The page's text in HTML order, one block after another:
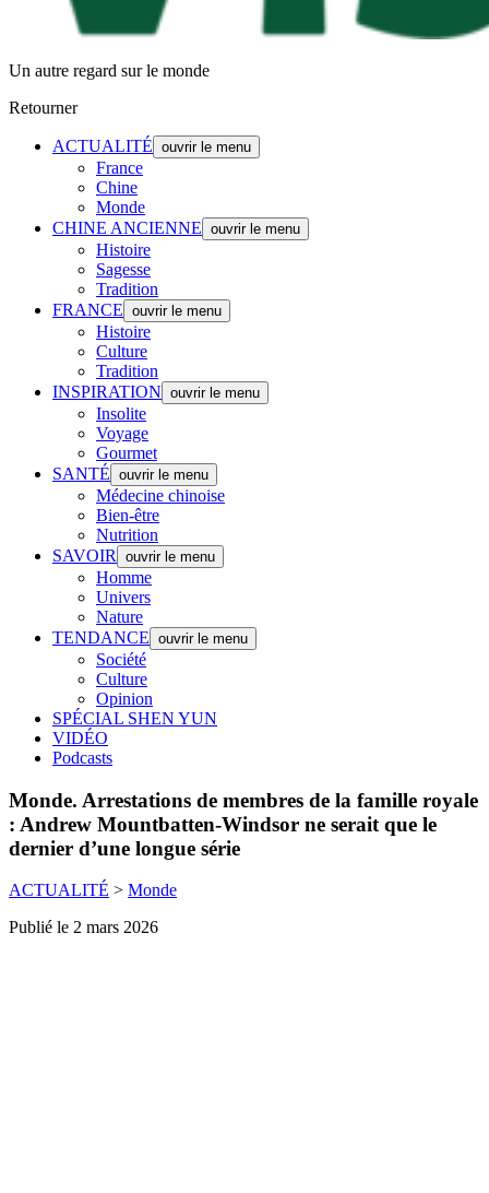
Un autre regard sur le monde
Retourner
ACTUALITÉ ouvrir le menu
France
Chine
Monde
CHINE ANCIENNE ouvrir le menu
Histoire
Sagesse
Tradition
FRANCE ouvrir le menu
Histoire
Culture
Tradition
INSPIRATION ouvrir le menu
Insolite
Voyage
Gourmet
SANTÉ ouvrir le menu
Médecine chinoise
Bien-être
Nutrition
SAVOIR
ouvrir le menu
Homme
Univers
Nature
TENDANCE ouvrir le menu
Société
Culture
Opinion
SPÉCIAL SHEN YUN
VIDÉO
Podcasts
Monde. Arrestations de membres de la famille royale
: Andrew Mountbatten-Windsor ne serait que le
dernier d’une longue série
ACTUALITÉ > Monde
Publié le 2 mars 2026